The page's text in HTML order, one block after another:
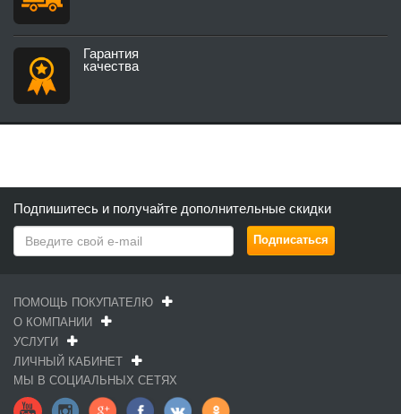
Гарантия
качества
Подпишитесь и получайте дополнительные скидки
ПОМОЩЬ ПОКУПАТЕЛЮ
О КОМПАНИИ
УСЛУГИ
ЛИЧНЫЙ КАБИНЕТ
МЫ В СОЦИАЛЬНЫХ СЕТЯХ